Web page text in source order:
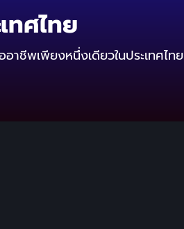
ทศไทย
อาชีพเพียงหนึ่งเดียวในประเทศไทย